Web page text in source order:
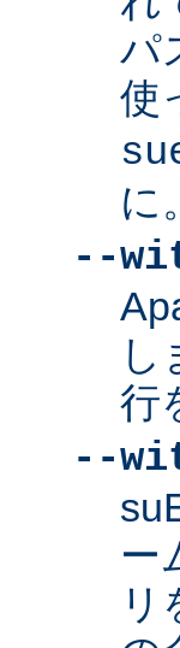
パ
使
に。
--
し
行
--
ー
リ